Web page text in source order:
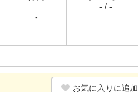
-
- / -
お気に入りに追加